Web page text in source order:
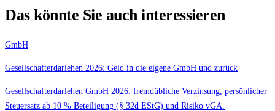
Das könnte Sie auch interessieren
GmbH
Gesellschafterdarlehen 2026: Geld in die eigene GmbH und zurück
Gesellschafterdarlehen GmbH 2026: fremdübliche Verzinsung, persönlicher
Steuersatz ab 10 % Beteiligung (§ 32d EStG) und Risiko vGA.